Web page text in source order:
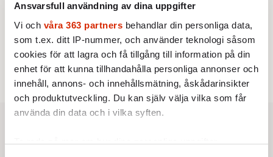
Ansvarsfull användning av dina uppgifter
Vi och våra 363 partners behandlar din personliga data,
som t.ex. ditt IP-nummer, och använder teknologi såsom
cookies för att lagra och få tillgång till information på din
enhet för att kunna tillhandahålla personliga annonser och
innehåll, annons- och innehållsmätning, åskådarinsikter
och produktutveckling. Du kan själv välja vilka som får
använda din data och i vilka syften.
Ta reda på mer om hur dina personliga uppgifter
HD friar Bonnesen: ”Jätteglad
och lättad”
Högsta domstolen river upp
hovrättens dom och friar
Swedbanks tidigare vd Birgitte
Bonnesen från alla
brottsmisstankar.
Av: TT•